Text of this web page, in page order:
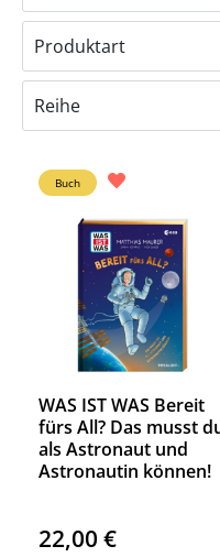
Produktart
Reihe
Buch
WAS IST WAS Bereit
fürs All? Das musst
als Astronaut und
Astronautin können!
22,00 €